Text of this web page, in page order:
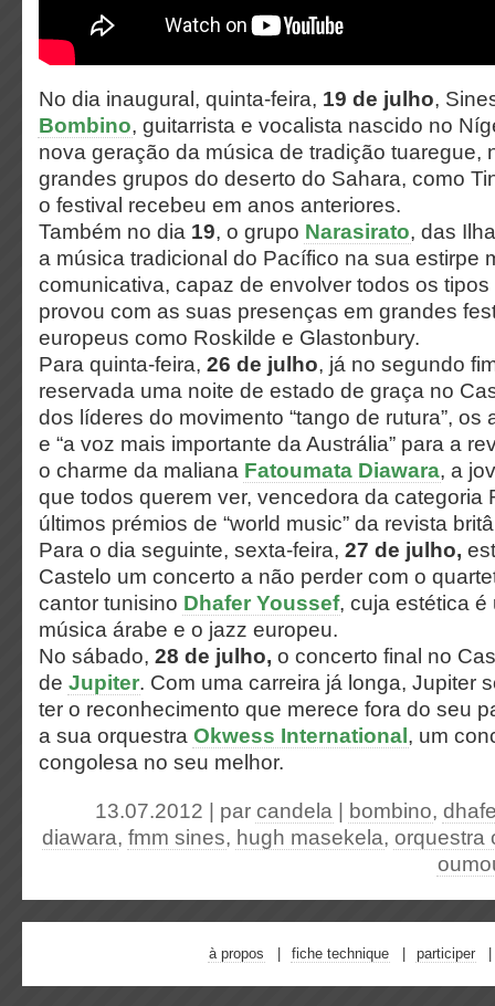
No dia inaugural, quinta-feira, 19 de julho,
Bombino, guitarrista e vocalista nascido no
nova geração da música de tradição tuaregue,
grandes grupos do deserto do Sahara, como
o festival recebeu em anos anteriores.
Também no dia 19, o grupo Narasirato, das
a música tradicional do Pacífico na sua estirpe
comunicativa, capaz de envolver todos os
provou com as suas presenças em grandes
europeus como Roskilde e Glastonbury.
Para quinta-feira, 26 de julho, já no segundo
reservada uma noite de estado de graça no
dos líderes do movimento “tango de rutura”, os
e “a voz mais importante da Austrália” para a
o charme da maliana Fatoumata Diawara, a
que todos querem ver, vencedora da categoria
últimos prémios de “world music” da revista
Para o dia seguinte, sexta-feira, 27 de julho,
Castelo um concerto a não perder com o
cantor tunisino Dhafer Youssef, cuja estética
música árabe e o jazz europeu.
No sábado, 28 de julho, o concerto final no
de Jupiter. Com uma carreira já longa, Jupiter
ter o reconhecimento que merece fora do seu
a sua orquestra Okwess International , um
congolesa no seu melhor.
13.07.2012 | par candela bombino,
diawara, fmm sines, hugh masekela, orquestra
à propos fiche technique participer